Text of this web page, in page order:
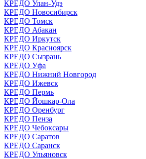
КРЕДО Улан-Удэ
КРЕДО Новосибирск
КРЕДО Томск
КРЕДО Абакан
КРЕДО Иркутск
КРЕДО Красноярск
КРЕДО Сызрань
КРЕДО Уфа
КРЕДО Нижний Новгород
КРЕДО Ижевск
КРЕДО Пермь
КРЕДО Йошкар-Ола
КРЕДО Оренбург
КРЕДО Пенза
КРЕДО Чебоксары
КРЕДО Саратов
КРЕДО Саранск
КРЕДО Ульяновск